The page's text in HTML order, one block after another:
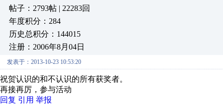
帖子：2793帖 | 22283回
年度积分：284
历史总积分：144015
注册：2006年8月04日
发表于：2013-10-23 10:53:20
祝贺认识的和不认识的所有获奖者。
再接再厉，参与活动
回复 引用 举报